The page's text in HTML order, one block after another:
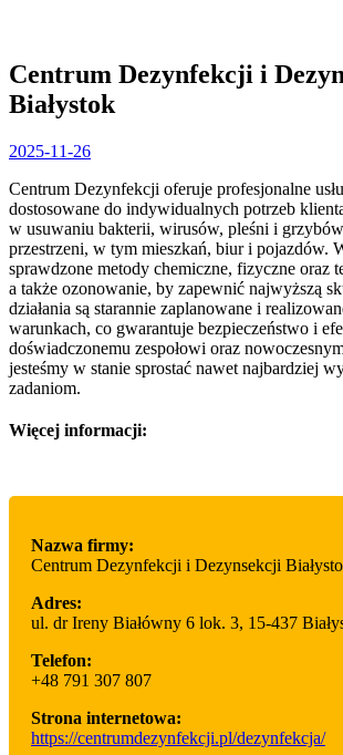
Centrum Dezynfekcji i
Białystok
2025-11-262025-
26
Centrum Dezynfekcji oferuje profesjonalne
dostosowane do indywidualnych potrzeb
w usuwaniu bakterii, wirusów, pleśni i grzybów
przestrzeni, w tym mieszkań, biur i pojazdów.
sprawdzone metody chemiczne, fizyczne oraz
a także ozonowanie, by zapewnić najwyższą
działania są starannie zaplanowane i
warunkach, co gwarantuje bezpieczeństwo i
doświadczonemu zespołowi oraz
jesteśmy w stanie sprostać nawet najbardziej
zadaniom.
Więcej informacji:
Nazwa firmy:
Centrum Dezynfekcji i Dezynsekcji
Adres:
ul. dr Ireny Białówny 6 lok. 3, 15-437
Telefon:
+48 791 307 807
Strona internetowa:
https://centrumdezynfekcji.pl/dezynfekcja/